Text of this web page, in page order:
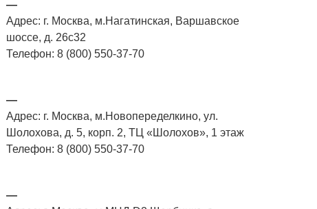
—
Адрес: г. Москва, м.Нагатинская, Варшавское
шоссе, д. 26с32
Телефон: 8 (800) 550-37-70
—
Адрес: г. Москва, м.Новопеределкино, ул.
Шолохова, д. 5, корп. 2, ТЦ «Шолохов», 1 этаж
Телефон: 8 (800) 550-37-70
—